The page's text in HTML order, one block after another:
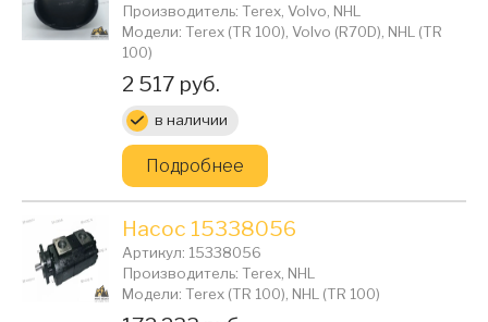
Производитель: Terex, Volvo, NHL
Модели: Terex (TR 100), Volvo (R70D), NHL (TR
100)
Цена:
2 517 руб.
в наличии
Подробнее
Насос 15338056
Артикул: 15338056
Производитель: Terex, NHL
Модели: Terex (TR 100), NHL (TR 100)